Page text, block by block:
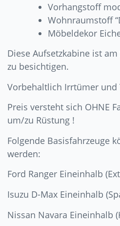
Vorhangstoff
Wohnraumstoff
Möbeldekor
Diese Aufsetzkabine ist
zu besichtigen.
Vorbehaltlich Irrtümer und
Preis versteht sich OHNE
um/zu Rüstung !
Folgende Basisfahrzeuge
werden:
Ford Ranger Eineinhalb
Isuzu D-Max Eineinhalb
Nissan Navara Eineinhalb